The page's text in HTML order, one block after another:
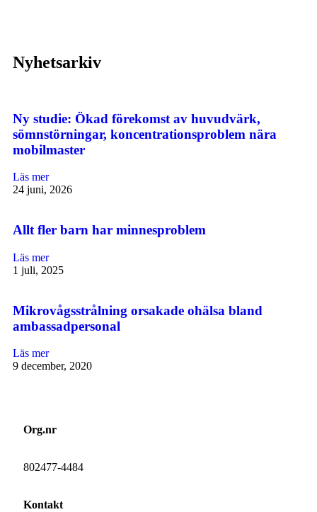
Nyhetsarkiv
Ny studie: Ökad förekomst av huvudvärk,
sömnstörningar, koncentrationsproblem nära
mobilmaster
Läs mer
24 juni, 2026
Allt fler barn har minnesproblem
Läs mer
1 juli, 2025
Mikrovågsstrålning orsakade ohälsa bland
ambassadpersonal
Läs mer
9 december, 2020
Org.nr
802477-4484
Kontakt